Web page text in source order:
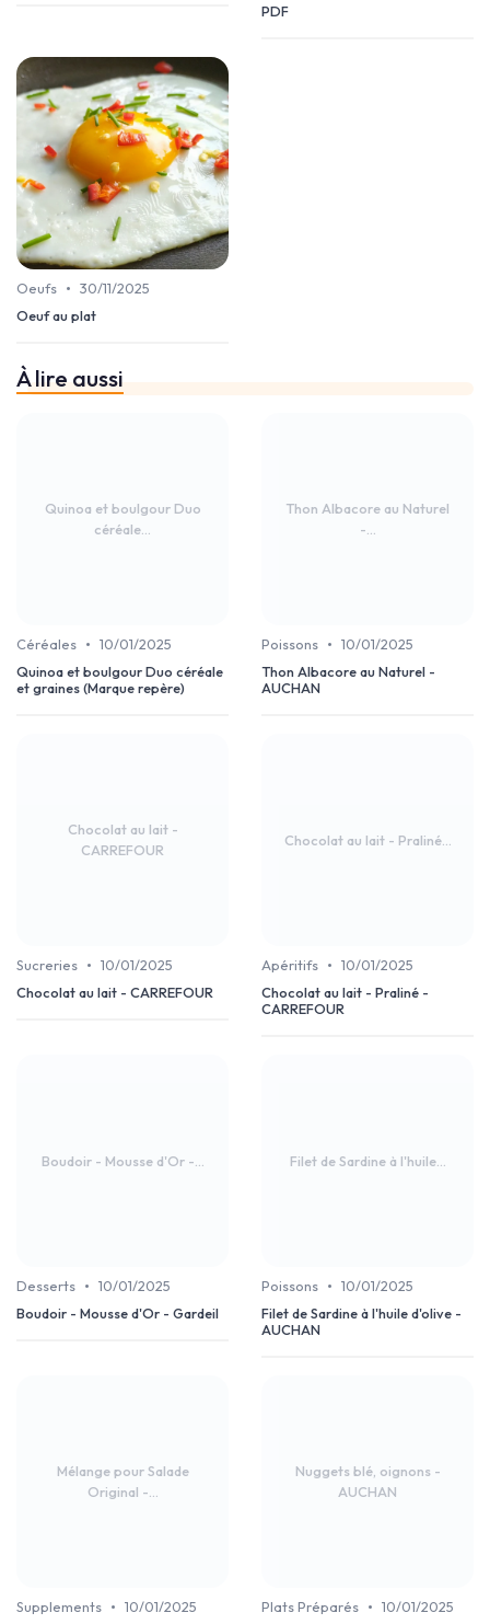
PDF
Oeufs • 30/11/2025
Oeuf au plat
À lire aussi
Quinoa et boulgour Duo
céréale...
Céréales • 10/01/2025
Quinoa et boulgour Duo céréale
et graines (Marque repère)
Thon Albacore au Naturel
-...
Poissons • 10/01/2025
Thon Albacore au Naturel -
AUCHAN
Chocolat au lait -
CARREFOUR
Sucreries • 10/01/2025
Chocolat au lait - CARREFOUR
Chocolat au lait - Praliné...
Apéritifs • 10/01/2025
Chocolat au lait - Praliné -
CARREFOUR
Boudoir - Mousse d'Or -...
Desserts • 10/01/2025
Boudoir - Mousse d'Or - Gardeil
Filet de Sardine à l'huile...
Poissons • 10/01/2025
Filet de Sardine à l'huile d'olive -
AUCHAN
Mélange pour Salade
Original -...
Supplements • 10/01/2025
Nuggets blé, oignons -
AUCHAN
Plats Préparés • 10/01/2025